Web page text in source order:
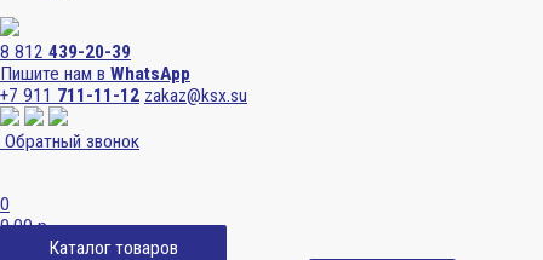
8 812 439-20-39
Пишите нам в WhatsApp
+7 911 711-11-12 zakaz@ksx.su
Обратный звонок
0
0,00р.
Каталог товаров